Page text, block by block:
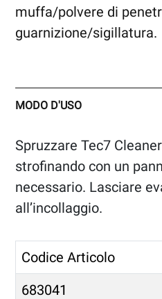
muffa/polvere di
guarnizione/sigillatura.
MODO D'USO
Spruzzare Tec7
strofinando con un
necessario. Lasciare
all’incollaggio.
Codice Articolo
683041